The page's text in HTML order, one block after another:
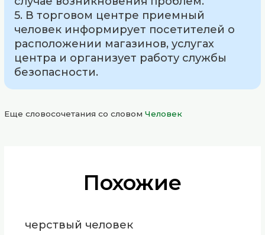
5. В торговом центре приемный
человек информирует посетителей о
расположении магазинов, услугах
центра и организует работу службы
безопасности.
Еще словосочетания со словомЧеловек
Похожие
черствый человек